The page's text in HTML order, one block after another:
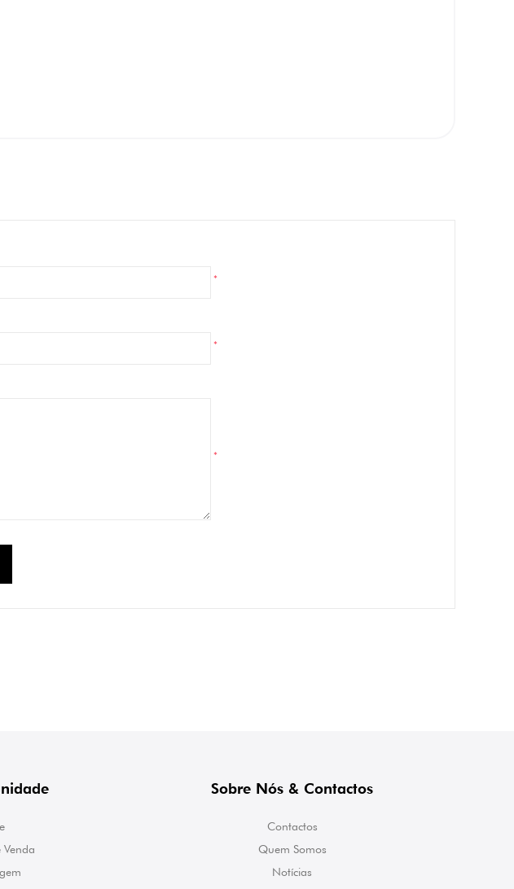
*
*
*
Venda
Sobre Nós & Contactos
Contactos
Quem Somos
Notícias